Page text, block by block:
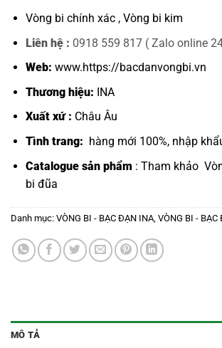
Vòng bi chính xác , Vòng bi kim
Liên hệ : 0918 559 817 ( Zalo online
Web: www.https://bacdanvongbi.vn
Thương hiệu: INA
Xuất xứ : Châu Âu
Tình trang: hàng mới 100%, nhập
Catalogue sản phẩm : Tham khảo
bi đũa
Danh mục: VÒNG BI - BẠC ĐẠN INA, VÒNG BI - BẠC
MÔ TẢ